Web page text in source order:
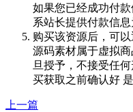
如果您已经成功付
系站长提供付款信
购买该资源后，可以
源码素材属于虚拟
旦授予，不接受任
买获取之前确认好
上一篇